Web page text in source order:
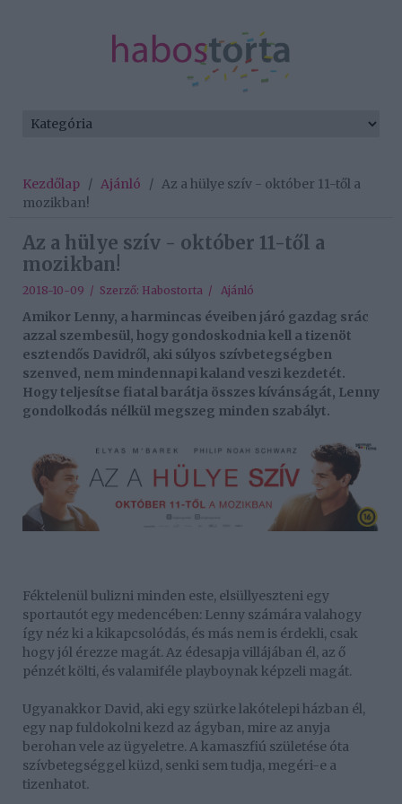
Kezdőlap / Ajánló / Az a hülye szív - október 11-től a
mozikban!
Az a hülye szív - október 11-től a
mozikban!
2018-10-09 / Szerző: Habostorta / Ajánló
Amikor Lenny, a harmincas éveiben járó gazdag srác
azzal szembesül, hogy gondoskodnia kell a tizenöt
esztendős Davidről, aki súlyos szívbetegségben
szenved, nem mindennapi kaland veszi kezdetét.
Hogy teljesítse fiatal barátja összes kívánságát, Lenny
gondolkodás nélkül megszeg minden szabályt.
Féktelenül bulizni minden este, elsüllyeszteni egy
sportautót egy medencében: Lenny számára valahogy
így néz ki a kikapcsolódás, és más nem is érdekli, csak
hogy jól érezze magát. Az édesapja villájában él, az ő
pénzét költi, és valamiféle playboynak képzeli magát.
Ugyanakkor David, aki egy szürke lakótelepi házban él,
egy nap fuldokolni kezd az ágyban, mire az anyja
berohan vele az ügyeletre. A kamaszfiú születése óta
szívbetegséggel küzd, senki sem tudja, megéri-e a
tizenhatot.